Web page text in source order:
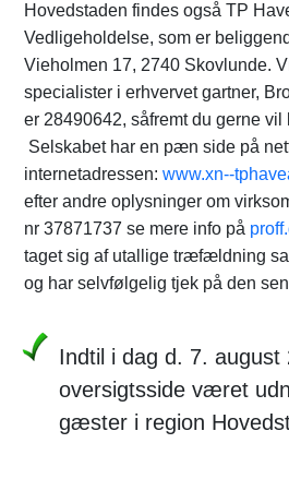
Hovedstaden findes også TP
Vedligeholdelse, som er
Vieholmen 17, 2740 Skovlunde.
specialister i erhvervet gartner,
er 28490642, såfremt du gerne vil
Selskabet har en pæn side på
internetadressen: www.xn--
efter andre oplysninger om
nr 37871737 se mere info på
taget sig af utallige træfældning
og har selvfølgelig tjek på den
Indtil i dag d. 7. august
oversigtsside været
gæster i region